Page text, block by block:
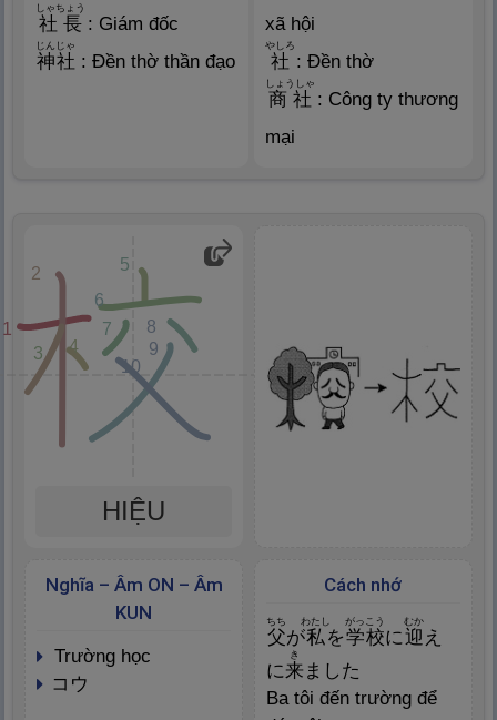
社長
TRƯỜNG, TRƯỞNG,
TRƯỚNG
しゃちょう
: Giám đốc
神社
じんじゃ
: Đền thờ thần đạo
xã hội
社
やしろ
: Đền thờ
商 社
しょうしゃ
: Công ty thương
mại
1
2
4
3
5
7
6
8
9
10
HIỆU
Cách nhớ
父
ちち
が私
わたし
を学校
がっこう
に迎
むか
え
に来
き
ました
Ba tôi đến trường để
Nghĩa – Âm ON – Âm
KUN
trường học
コウ